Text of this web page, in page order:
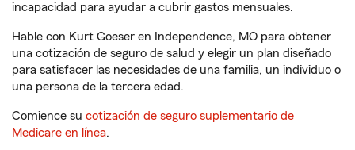
incapacidad para ayudar a cubrir gastos mensuales.
Hable con Kurt Goeser en Independence, MO para obtener
una cotización de seguro de salud y elegir un plan diseñado
para satisfacer las necesidades de una familia, un individuo o
una persona de la tercera edad.
Comience su cotización de seguro suplementario de
Medicare en línea.